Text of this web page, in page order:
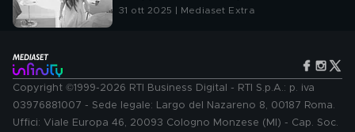
31 ott 2025 | Mediaset Extra
Copyright ©1999-2026 RTI Business Digital - RTI S.p.A.: p. iva
03976881007 - Sede legale: Largo del Nazareno 8, 00187 Roma.
Uffici: Viale Europa 46, 20093 Cologno Monzese (MI) - Cap. Soc.